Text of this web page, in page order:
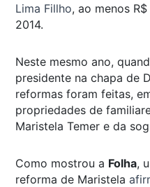
Lima Fillho, ao menos
2014.
Neste mesmo ano,
presidente na chapa de
reformas foram feitas,
propriedades de
Maristela Temer e da
Como mostrou a Folha,
reforma de Maristela